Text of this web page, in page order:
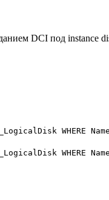
DCI под instance
WHERE
WHERE